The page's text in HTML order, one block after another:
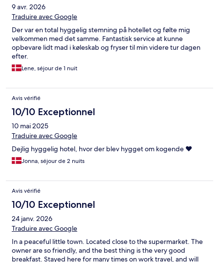
9 avr. 2026
Traduire avec Google
Der var en total hyggelig stemning på hotellet og følte mig
velkommen med det samme. Fantastisk service at kunne
opbevare lidt mad i køleskab og fryser til min videre tur dagen
efter.
Lene, séjour de 1 nuit
Avis vérifié
10/10 Exceptionnel
10 mai 2025
Traduire avec Google
Dejlig hyggelig hotel, hvor der blev hygget om kogende ❤️
Jonna, séjour de 2 nuits
Avis vérifié
10/10 Exceptionnel
24 janv. 2026
Traduire avec Google
In a peaceful little town. Located close to the supermarket. The
owner are so friendly, and the best thing is the very good
breakfast. Stayed here for many times on work travel, and will